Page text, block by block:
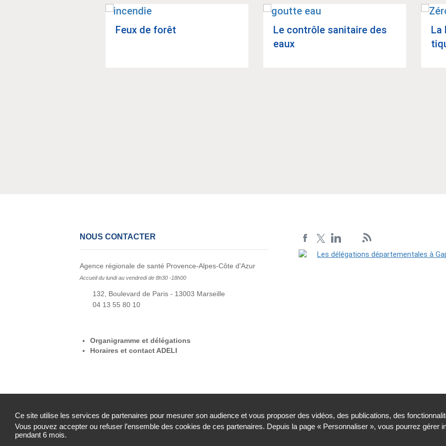
Ce site utilise les services de partenaires pour mesurer son audience et vous proposer des vidéos, des publications, des
Vous pouvez accepter ou refuser l’ensemble des cookies de ces partenaires. Depuis la page « Personnaliser », vous pourrez
pendant 6 mois.
Feux de forêt
Le contrôle sani­taire des
eaux
La
NOUS CONTACTER
Agence régionale de santé Provence-Alpes-Côte d'Azur
Accueil du lundi au vendredi de 8h30 -18h00
132, Boulevard de Paris - 13003 Marseille
04 13 55 80 10
Organigramme et délégations
Horaires et contact ADELI
Mentions légales Contact Plan de site Cookies et traceurs Accessibilité : partiellement conforme